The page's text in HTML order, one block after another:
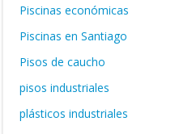
Piscinas económicas
Piscinas en Santiago
Pisos de caucho
pisos industriales
plásticos industriales